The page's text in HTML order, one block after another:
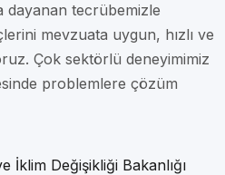
dayanan tecrübemizle
mevzuata uygun, hızlı ve
Çok sektörlü deneyimimiz
problemlere çözüm
İklim Değişikliği Bakanlığı